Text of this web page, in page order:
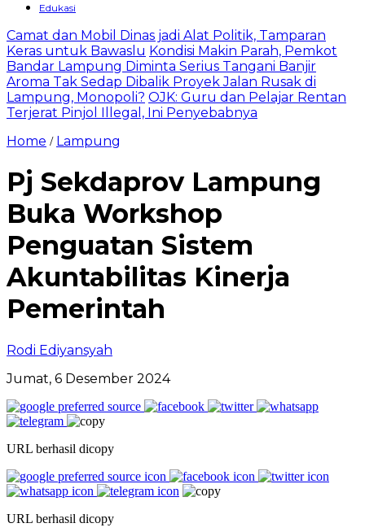
Edukasi
Camat dan Mobil Dinas jadi Alat Politik, Tamparan
Keras untuk Bawaslu Kondisi Makin Parah, Pemkot
Bandar Lampung Diminta Serius Tangani Banjir
Aroma Tak Sedap Dibalik Proyek Jalan Rusak di
Lampung, Monopoli? OJK: Guru dan Pelajar Rentan
Terjerat Pinjol Illegal, Ini Penyebabnya
Home / Lampung
Pj Sekdaprov Lampung
Buka Workshop
Penguatan Sistem
Akuntabilitas Kinerja
Pemerintah
Rodi Ediyansyah
Jumat, 6 Desember 2024
URL berhasil dicopy
URL berhasil dicopy